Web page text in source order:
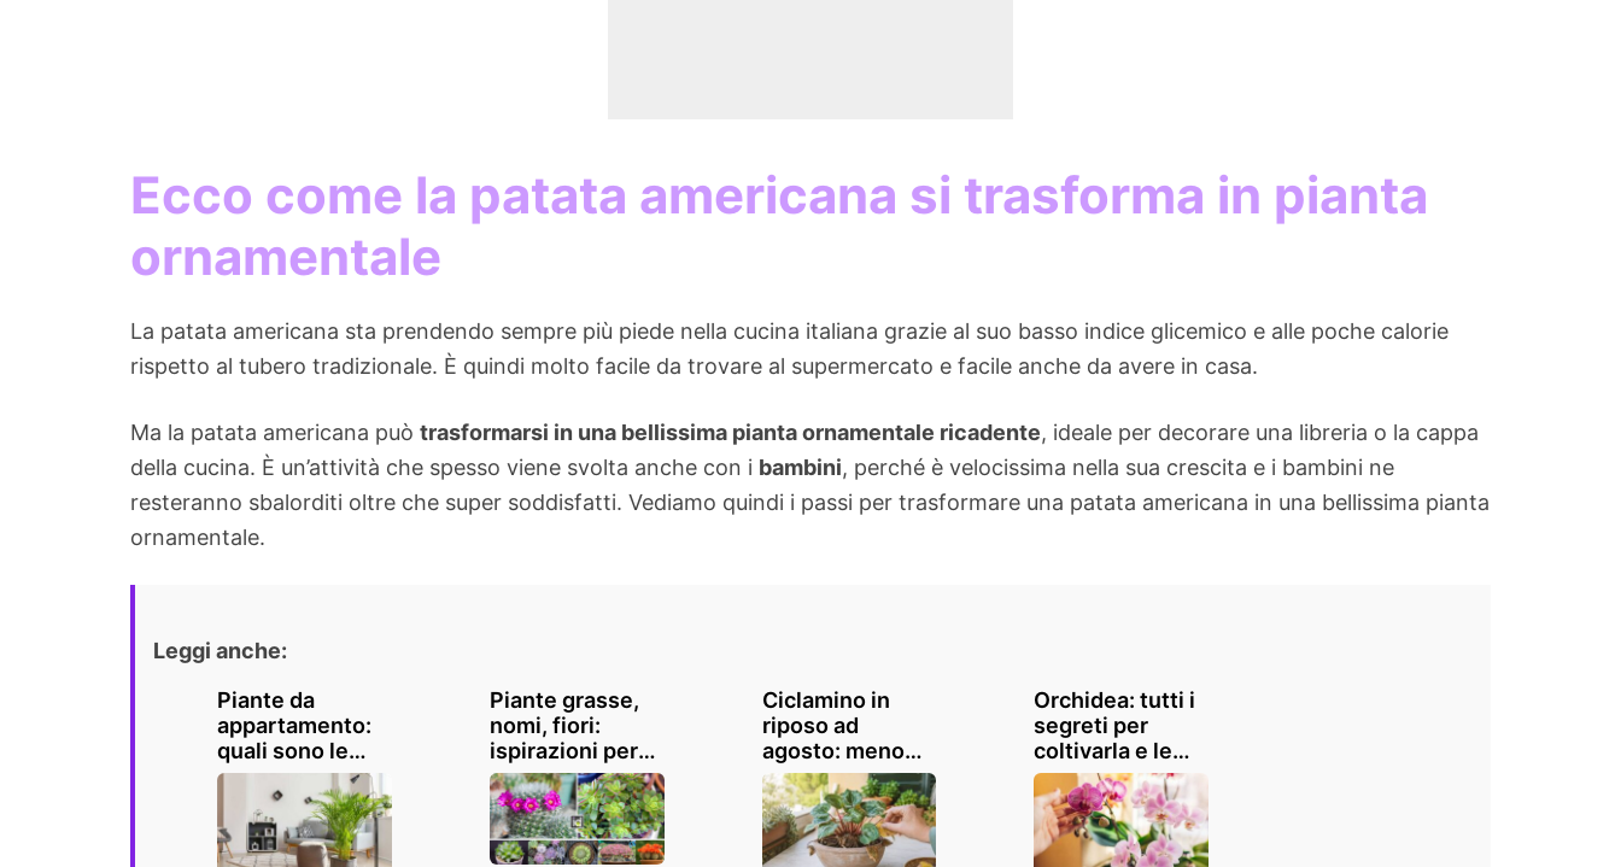
Ecco come la patata americana si trasforma in pianta
ornamentale
La patata americana sta prendendo sempre più piede nella cucina italiana grazie al suo basso indice glicemico e alle poche calorie
rispetto al tubero tradizionale. È quindi molto facile da trovare al supermercato e facile anche da avere in casa.
Ma la patata americana può trasformarsi in una bellissima pianta ornamentale ricadente, ideale per decorare una libreria o la cappa
della cucina. È un’attività che spesso viene svolta anche con i bambini, perché è velocissima nella sua crescita e i bambini ne
resteranno sbalorditi oltre che super soddisfatti. Vediamo quindi i passi per trasformare una patata americana in una bellissima pianta
ornamentale.
Leggi anche:
Piante da
appartamento:
quali sono le
migliori da
tenere in casa?
Piante grasse,
nomi, fiori:
ispirazioni per
un tocco esotico
in casa e
giardino
Ciclamino in
riposo ad
agosto: meno
acqua e ombra
luminosa per
farlo ripartire in
autunno
Orchidea: tutti i
segreti per
coltivarla e le
specie più belle
al mondo